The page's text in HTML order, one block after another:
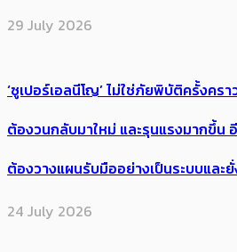
29 July 2026
‘ซูเปอร์เอลนีโญ’ ไม่ใช่ภัยพิบัติครั้งคร
ต้อง​วนกลับมาใหม่ และรุนแรงมากขึ้น
ต้องวางแผนรับมืออย่างเป็นระบบและ
24 July 2026